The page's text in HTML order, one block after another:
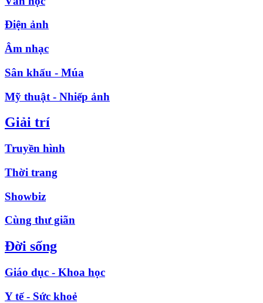
Điện ảnh
Âm nhạc
Sân khấu - Múa
Mỹ thuật - Nhiếp ảnh
Giải trí
Truyền hình
Thời trang
Showbiz
Cùng thư giãn
Đời sống
Giáo dục - Khoa học
Y tế - Sức khoẻ